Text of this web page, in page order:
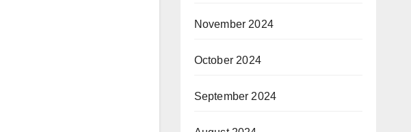
November 2024
October 2024
September 2024